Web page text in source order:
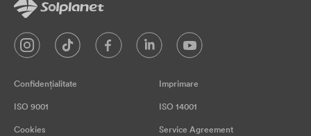
Confidențialitate Imprimare
ISO 9001 ISO 14001
Cookies Service Agreement